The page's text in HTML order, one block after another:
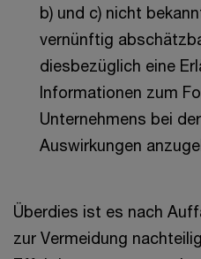
b) und c) nicht
vernünftig
diesbezüglich eine
Informationen zum
Unternehmens bei
Auswirkungen
Überdies ist es nach
zur Vermeidung